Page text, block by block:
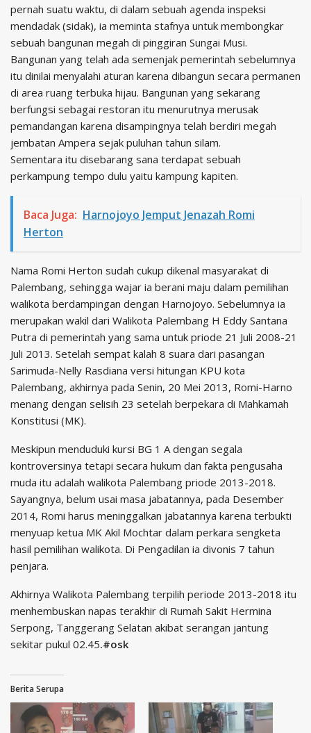
pernah suatu waktu, di dalam sebuah agenda inspeksi
mendadak (sidak), ia meminta stafnya untuk membongkar
sebuah bangunan megah di pinggiran Sungai Musi.
Bangunan yang telah ada semenjak pemerintah sebelumnya
itu dinilai menyalahi aturan karena dibangun secara permanen
di area ruang terbuka hijau. Bangunan yang sekarang
berfungsi sebagai restoran itu menurutnya merusak
pemandangan karena disampingnya telah berdiri megah
jembatan Ampera sejak puluhan tahun silam.
Sementara itu disebarang sana terdapat sebuah
perkampung tempo dulu yaitu kampung kapiten.
Baca Juga: Harnojoyo Jemput Jenazah Romi
Herton
Nama Romi Herton sudah cukup dikenal masyarakat di
Palembang, sehingga wajar ia berani maju dalam pemilihan
walikota berdampingan dengan Harnojoyo. Sebelumnya ia
merupakan wakil dari Walikota Palembang H Eddy Santana
Putra di pemerintah yang sama untuk priode 21 Juli 2008-21
Juli 2013. Setelah sempat kalah 8 suara dari pasangan
Sarimuda-Nelly Rasdiana versi hitungan KPU kota
Palembang, akhirnya pada Senin, 20 Mei 2013, Romi-Harno
menang dengan selisih 23 setelah berpekara di Mahkamah
Konstitusi (MK).
Meskipun menduduki kursi BG 1 A dengan segala
kontroversinya tetapi secara hukum dan fakta pengusaha
muda itu adalah walikota Palembang priode 2013-2018.
Sayangnya, belum usai masa jabatannya, pada Desember
2014, Romi harus meninggalkan jabatannya karena terbukti
menyuap ketua MK Akil Mochtar dalam perkara sengketa
hasil pemilihan walikota. Di Pengadilan ia divonis 7 tahun
penjara.
Akhirnya Walikota Palembang terpilih periode 2013-2018 itu
menhembuskan napas terakhir di Rumah Sakit Hermina
Serpong, Tanggerang Selatan akibat serangan jantung
sekitar pukul 02.45.#osk
Berita Serupa